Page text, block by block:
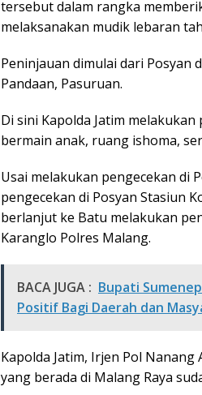
tersebut dalam rangka
melaksanakan mudik lebaran
Peninjauan dimulai dari Posyan
Pandaan, Pasuruan.
Di sini Kapolda Jatim
bermain anak, ruang ishoma,
Usai melakukan pengecekan di
pengecekan di Posyan Stasiun
berlanjut ke Batu melakukan
Karanglo Polres Malang.
BACA JUGA : Bupati
Positif Bagi Daerah dan
Kapolda Jatim, Irjen Pol
yang berada di Malang Raya